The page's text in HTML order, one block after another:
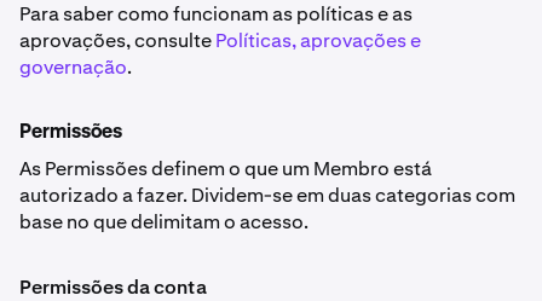
Para saber como funcionam as políticas e as
aprovações, consultePolíticas, aprovações e
governação.
Permissões
As Permissões definem o que um Membro está
autorizado a fazer. Dividem-se em duas categorias com
base no que delimitam o acesso.
Permissões da conta